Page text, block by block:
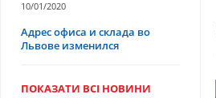
10/01/2020
Адрес офиса и склада во
Львове изменился
ПОКАЗАТИ ВСІ НОВИНИ